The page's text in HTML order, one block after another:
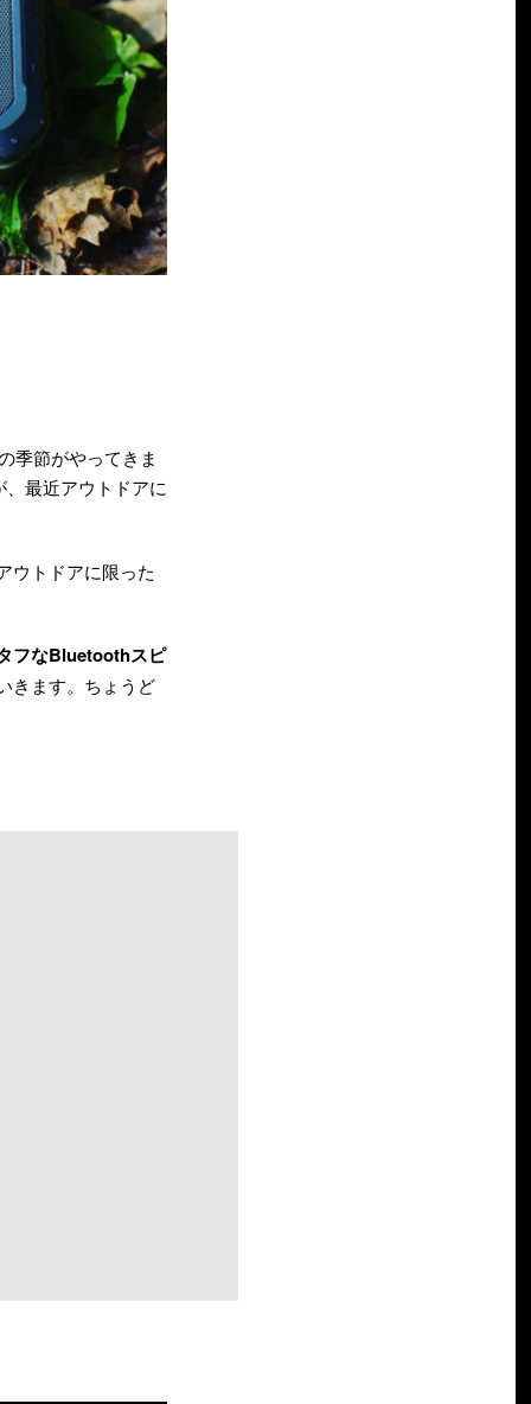
季節がやってきま
最近アウトドアに
ウトドアに限った
フなBluetoothスピ
きます。ちょうど